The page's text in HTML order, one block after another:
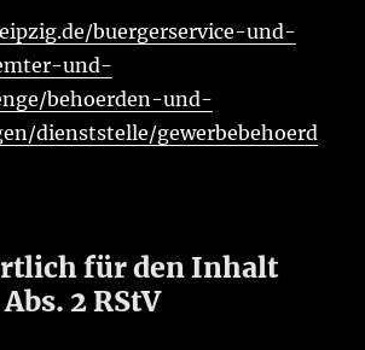
buergerservice-und-
und-
behoerden-und-
dienststelle/gewerbebehoerd
für den Inhalt
2 RStV